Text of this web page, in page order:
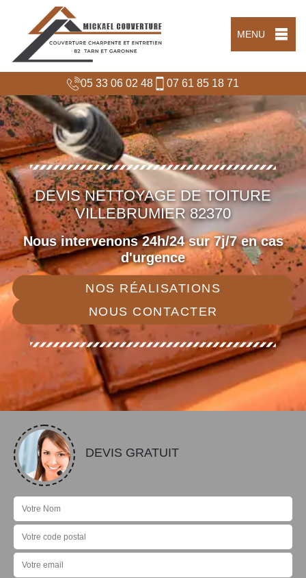
MENU
05 33 06 02 48 07 61 85 18 71
DEVIS NETTOYAGE DE TOITURE
VILLEBRUMIER 82370
Nous intervenons 24h/24 sur 7j/7 en cas
d'urgence
NOS RÉALISATIONS
NOUS CONTACTER
DEVIS GRATUIT